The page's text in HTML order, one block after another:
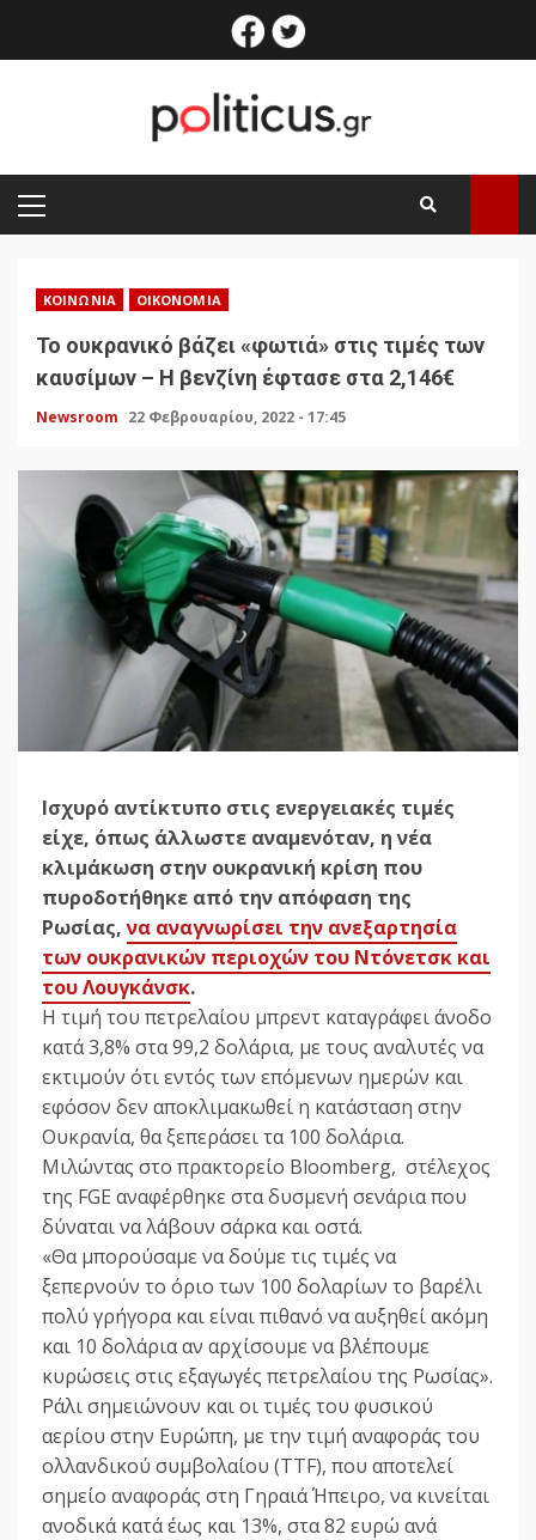
facebook
PRIMARY
MENU
ΚΟΙΝΩΝΊΑ ΟΙΚΟΝΟΜΊΑ
Το ουκρανικό βάζει «φωτιά» στις τιμές των
καυσίμων – Η βενζίνη έφτασε στα 2,146€
Newsroom 22 Φεβρουαρίου, 2022 - 17:45
Ισχυρό αντίκτυπο στις ενεργειακές τιμές
είχε, όπως άλλωστε αναμενόταν, η νέα
κλιμάκωση στην ουκρανική κρίση που
πυροδοτήθηκε από την απόφαση της
Ρωσίας,να αναγνωρίσει την ανεξαρτησία
των ουκρανικών περιοχών του Ντόνετσκ και
του Λουγκάνσκ.
Η τιμή του πετρελαίου μπρεντ καταγράφει άνοδο
κατά 3,8% στα 99,2 δολάρια, με τους αναλυτές να
εκτιμούν ότι εντός των επόμενων ημερών και
εφόσον δεν αποκλιμακωθεί η κατάσταση στην
Ουκρανία, θα ξεπεράσει τα 100 δολάρια.
Μιλώντας στο πρακτορείο Bloomberg, στέλεχος
της FGE αναφέρθηκε στα δυσμενή σενάρια που
δύναται να λάβουν σάρκα και οστά.
«Θα μπορούσαμε να δούμε τις τιμές να
ξεπερνούν το όριο των 100 δολαρίων το βαρέλι
πολύ γρήγορα και είναι πιθανό να αυξηθεί ακόμη
και 10 δολάρια αν αρχίσουμε να βλέπουμε
κυρώσεις στις εξαγωγές πετρελαίου της Ρωσίας».
Ράλι σημειώνουν και οι τιμές του φυσικού
αερίου στην Ευρώπη, με την τιμή αναφοράς του
ολλανδικού συμβολαίου (TTF), που αποτελεί
σημείο αναφοράς στη Γηραιά Ήπειρο, να κινείται
ανοδικά κατά έως και 13%, στα 82 ευρώ ανά